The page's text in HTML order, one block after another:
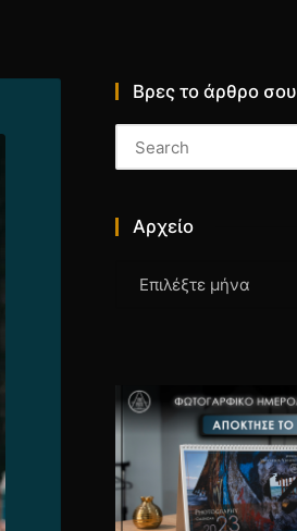
Βρες το άρθρο σου
Αρχείο